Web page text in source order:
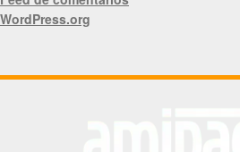
WordPress.org